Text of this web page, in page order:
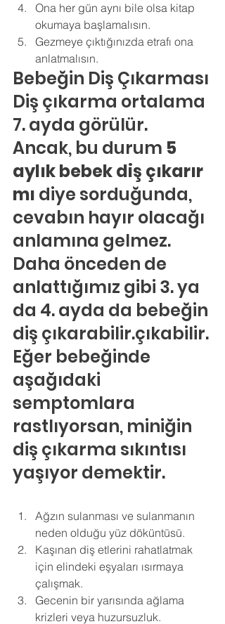
Ona her gün aynı bile olsa kitap
okumaya başlamalısın.
Gezmeye çıktığınızda etrafı ona
anlatmalısın.
Bebeğin Diş Çıkarması
Diş çıkarma ortalama
7. ayda görülür.
Ancak, bu durum 5
aylık bebek diş çıkarır
mı diye sorduğunda,
cevabın hayır olacağı
anlamına gelmez.
Daha önceden de
anlattığımız gibi 3. ya
da 4. ayda da bebeğin
diş çıkarabilir.çıkabilir.
Eğer bebeğinde
aşağıdaki
semptomlara
rastlıyorsan, miniğin
diş çıkarma sıkıntısı
yaşıyor demektir.
Ağzın sulanması ve sulanmanın
neden olduğu yüz döküntüsü.
Kaşınan diş etlerini rahatlatmak
için elindeki eşyaları ısırmaya
çalışmak.
Gecenin bir yarısında ağlama
krizleri veya huzursuzluk.